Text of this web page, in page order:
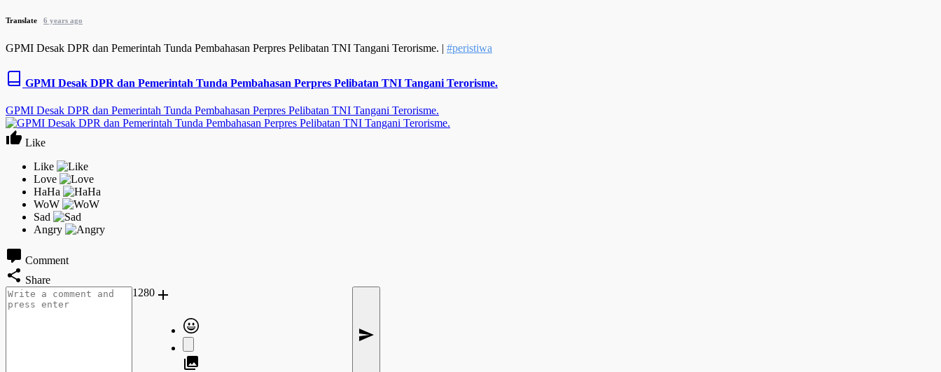
Translate 6 years ago
GPMI Desak DPR dan Pemerintah Tunda Pembahasan Perpres Pelibatan TNI Tangani Terorisme. | #peristiwa
GPMI Desak DPR dan Pemerintah Tunda Pembahasan Perpres Pelibatan TNI Tangani Terorisme.
GPMI Desak DPR dan Pemerintah Tunda Pembahasan Perpres Pelibatan TNI Tangani Terorisme.
Like
Comment
Share
1280